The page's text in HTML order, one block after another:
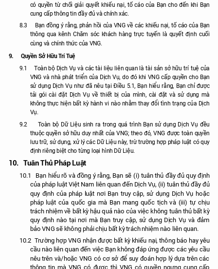
có quyền từ chối giải quyết khiếu nại, tố cáo của Bạn cho đến khi Bạn
cung cấp thông tin đầy đủ và chính xác.
8.3
Bạn đồng ý rằng, phản hồi của VNG về các khiếu nại, tố cáo của Bạn
thông qua kênh Chăm sóc khách hàng trực tuyến là quyết định cuối
cùng và chính thức của VNG.
9. Quyền Sở Hữu Trí Tuệ
9.1
Toàn bộ Dịch Vụ và các tài liệu liên quan là tài sản sở hữu trí tuệ của
VNG và nhà phát triển của Dịch Vụ, do đó khi VNG cấp quyền cho Bạn
sử dụng Dịch Vụ như đã nêu tại Điều 5.1, Bạn hiểu rằng, Bạn chỉ được
tải gói cài đặt Dịch Vụ về thiết bị của mình, cài đặt và sử dụng mà
không thực hiện bất kỳ hành vi nào nhằm thay đổi tình trạng của Dịch
Vụ.
9.2
Toàn bộ Dữ Liệu sinh ra trong quá trình Bạn sử dụng Dịch Vụ đều
thuộc quyền sở hữu duy nhất của VNG; theo đó, VNG được toàn quyền
lưu trữ, sử dụng, xử lý các Dữ Liệu này, trừ trường hợp pháp luật có quy
định riêng biệt cho từng loại hình Dữ Liệu.
10. Tuân Thủ Pháp Luật
10.1 Bạn hiểu rõ và đồng ý rằng, Bạn sẽ (i) tuân thủ đầy đủ quy định
của pháp luật Việt Nam liên quan đến Dịch Vụ, (ii) tuân thủ đầy đủ
quy định của pháp luật nơi Bạn truy cập, sử dụng Dịch Vụ hoặc
pháp luật của quốc gia mà Bạn mang quốc tịch và (iii) tự chịu
trách nhiệm về bất kỳ hậu quả nào của việc không tuân thủ bất kỳ
quy định nào tại nơi mà Bạn truy cập, sử dụng Dịch Vụ và đảm
bảo VNG sẽ không phải chịu bất kỳ trách nhiệm nào liên quan.
10.2 Trường hợp VNG nhận được bất kỳ khiếu nại, thông báo hay yêu
cầu nào liên quan đến việc Bạn không đáp ứng được các yêu cầu
nêu trên và/hoặc VNG có cơ sở để suy đoán hợp lý dựa trên các
thông tin mà VNG có được thì VNG có quyền ngưng cung cấp